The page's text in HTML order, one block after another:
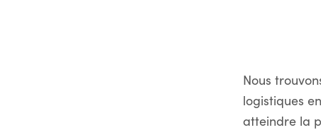
Nous
logistiques
atteindre la